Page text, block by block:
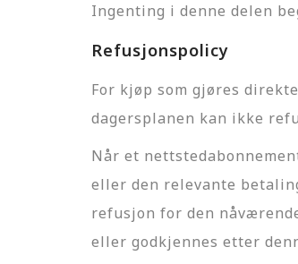
Ingenting i denne delen
Refusjonspolicy
For kjøp som gjøres
dagersplanen kan ikke
Når et
eller den relevante
refusjon for den
eller godkjennes etter